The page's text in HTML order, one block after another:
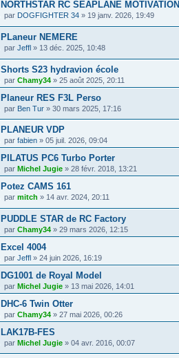
NORTHSTAR RC SEAPLANE MOTIVATION
par DOGFIGHTER 34 » 19 janv. 2026, 19:49
PLaneur NEMERE
par Jeffl » 13 déc. 2025, 10:48
Shorts S23 hydravion école
par Chamy34 » 25 août 2025, 20:11
Planeur RES F3L Perso
par Ben Tur » 30 mars 2025, 17:16
PLANEUR VDP
par fabien » 05 juil. 2026, 09:04
PILATUS PC6 Turbo Porter
par Michel Jugie » 28 févr. 2018, 13:21
Potez CAMS 161
par mitch » 14 avr. 2024, 20:11
PUDDLE STAR de RC Factory
par Chamy34 » 29 mars 2026, 12:15
Excel 4004
par Jeffl » 24 juin 2026, 16:19
DG1001 de Royal Model
par Michel Jugie » 13 mai 2026, 14:01
DHC-6 Twin Otter
par Chamy34 » 27 mai 2026, 00:26
LAK17B-FES
par Michel Jugie » 04 avr. 2016, 00:07